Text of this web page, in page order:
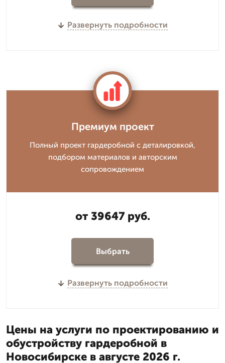
Развернуть подробности
Премиум проект
Полный проект гардеробной с деталировкой,
подбором материалов и авторским
сопровождением
от 39647 руб.
Выбрать
Развернуть подробности
Цены на услуги по проектированию и
обустройству гардеробной в
Новосибирске в августе 2026 г.